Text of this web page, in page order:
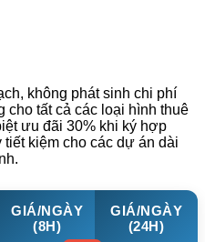
không phát sinh chi phí
cho tất cả các loại hình thuê
ưu đãi 30% khi ký hợp
kiệm cho các dự án dài
GIÁ/NGÀY
(8H)
GIÁ/NGÀY
(24H)